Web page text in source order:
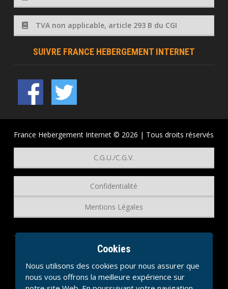
TVA non applicable, article 293 B du CGI
SUIVRE FRANCE HEBERGEMENT INTERNET
France Hebergement Internet © 2026 | Tous droits réservés
C.G.U./C.G.V.
Mentions Légales
Confidentialité
Cookies
Nous utilisons des cookies pour nous assurer que
nous vous offrons la meilleure expérience sur